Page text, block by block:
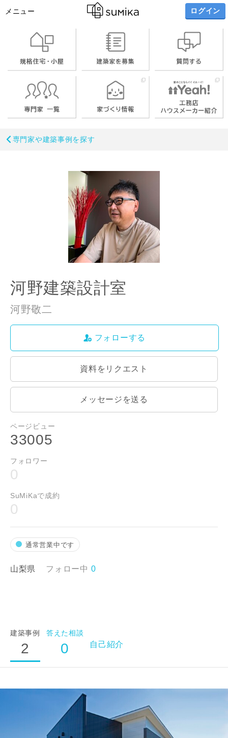
メニュー ログイン
専門家や建築事例を探す
河野建築設計室
河野敬二
フォローする
資料をリクエスト
メッセージを送る
ページビュー
33005
フォロワー
0
SuMiKaで成約
0
通常営業中です
山梨県 フォロー中 0
建築事例
2
答えた相談
0 自己紹介
メールアドレス
ご住所
市区町村
町名
建築予定地
万円〜
完成希望時期
閉じる